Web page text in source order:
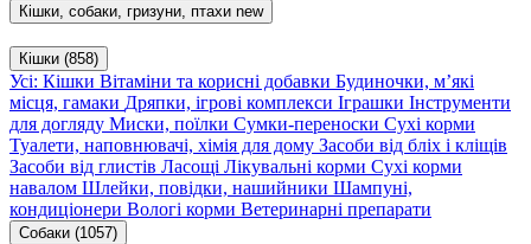
Кішки, собаки, гризуни, птахи new
Кішки (858)
Усі: Кішки Вітаміни та корисні добавки Будиночки, м’які
місця, гамаки Дряпки, ігрові комплекси Іграшки Інструменти
для догляду Миски, поїлки Сумки-переноски Сухі корми
Туалети, наповнювачі, хімія для дому Засоби від бліх і кліщів
Засоби від глистів Ласощі Лікувальні корми Сухі корми
навалом Шлейки, повідки, нашийники Шампуні,
кондиціонери Вологі корми Ветеринарні препарати
Собаки (1057)